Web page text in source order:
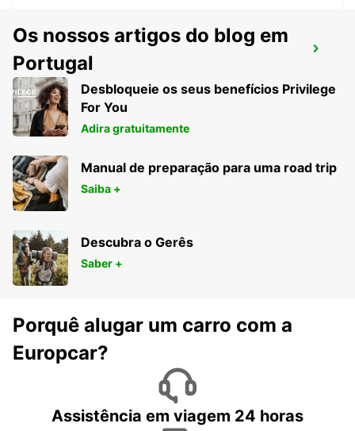
DAR ES SALAAM AIRPORT
DAR ES SALAAM - TANZANIA
Os nossos artigos do blog em
Portugal
Desbloqueie os seus benefícios Privilege
For You
Adira gratuitamente
Manual de preparação para uma road trip
Saiba +
Descubra o Gerês
Saber +
Porquê alugar um carro com a
Europcar?
Assistência em viagem 24 horas